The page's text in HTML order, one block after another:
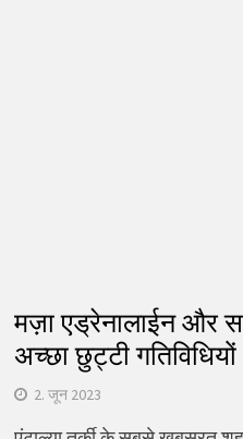
मज़ा एड्रेनालाईन और
अच्छा छुट्टी गतिविधियों
2. जून 2023